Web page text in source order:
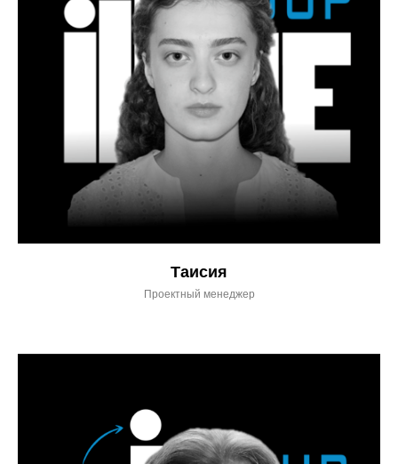
Таисия
Проектный менеджер